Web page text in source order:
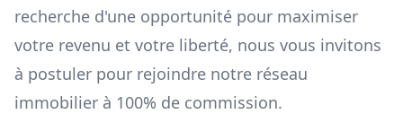
recherche d'une opportunité pour maximiser
votre revenu et votre liberté, nous vous invitons
à postuler pour rejoindre notre réseau
immobilier à 100% de commission.